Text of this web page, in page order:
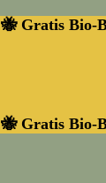
🐝 Gratis Bio-
🐝 Gratis Bio-